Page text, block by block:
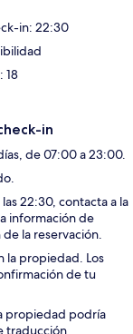
in: 22:30
18
in
de 07:00 a 23:00.
22:30, contacta a la
información de
la reservación.
la propiedad. Los
de tu
propiedad podría
traducción